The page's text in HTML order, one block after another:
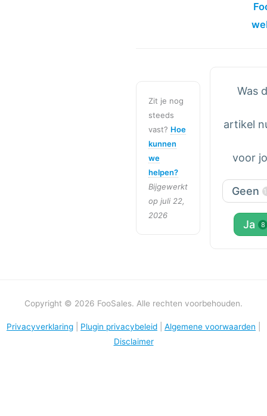
Zit je nog
steeds
vast? Hoe
kunnen
we
helpen?
Bijgewerkt
op juli 22,
2026
Was
artikel
voor
Geen
Ja 8
Copyright © 2026 FooSales. Alle rechten voorbehouden.
Privacyverklaring Plugin privacybeleid Algemene voorwaarden
Disclaimer